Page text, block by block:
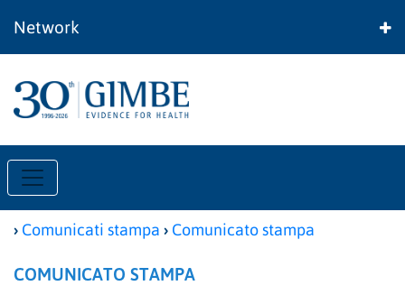
Network
› Comunicati stampa › Comunicato stampa
COMUNICATO STAMPA